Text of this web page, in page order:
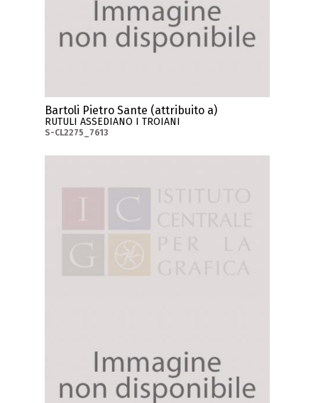
Bartoli Pietro Sante (attribuito a)
RUTULI ASSEDIANO I TROIANI
S-CL2275_7613